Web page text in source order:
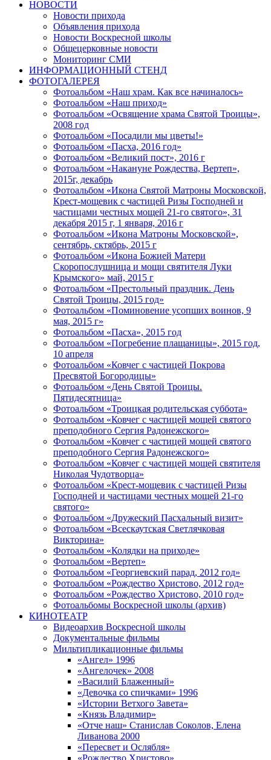
НОВОСТИ
Новости прихода
Объявления прихода
Новости Воскресной школы
Общецерковные новости
Мониторинг СМИ
ИНФОРМАЦИОННЫЙ СТЕНД
ФОТОГАЛЕРЕЯ
Фотоальбом «Наш храм. Как все начиналось»
Фотоальбом «Наш приход»
Фотоальбом «Освящение храма Святой Троицы»,
2008 год
Фотоальбом «Посадили мы цветы!»
Фотоальбом «Пасха, 2016 год»
Фотоальбом «Великий пост», 2016 г
Фотоальбом «Накануне Рождества, Вертеп»,
2015г, декабрь
Фотоальбом «Икона Святой Матроны Московской,
Крест-мощевик с частицей Ризы Господней и
частицами честных мощей 21-го святого», 31
декабря 2015 г, 1 января, 2016 г
Фотоальбом «Икона Матроны Московской»,
сентябрь, сктябрь, 2015 г
Фотоальбом «Икона Божией Матери
Скоропослушница и мощи святителя Луки
Крымского» май, 2015 г
Фотоальбом «Престольный праздник. День
Святой Троицы, 2015 год»
Фотоальбом «Поминовение усопших воинов, 9
мая, 2015 г»
Фотоальбом «Пасха», 2015 год
Фотоальбом «Погребение плащаницы», 2015 год,
10 апреля
Фотоальбом «Ковчег с частицей Покрова
Пресвятой Богородицы»
Фотоальбом «День Святой Троицы.
Пятидесятница»
Фотоальбом «Троицкая родительская суббота»
Фотоальбом «Ковчег с частицей мощей святого
преподобного Сергия Радонежского»
Фотоальбом «Ковчег с частицей мощей святого
преподобного Сергия Радонежского»
Фотоальбом «Ковчег с частицей мощей святителя
Николая Чудотворца»
Фотоальбом «Крест-мощевик с частицей Ризы
Господней и частицами честных мощей 21-го
святого»
Фотоальбом «Дружеский Пасхальный визит»
Фотоальбом «Всескаутская Светлячковая
Викторина»
Фотоальбом «Колядки на приходе»
Фотоальбом «Вертеп»
Фотоальбом «Георгиевский парад, 2012 год»
Фотоальбом «Рождество Христово, 2012 год»
Фотоальбом «Рождество Христово, 2010 год»
Фотоальбомы Воскресной школы (архив)
КИНОТЕАТР
Видеоархив Воскресной школы
Документальные фильмы
Мильтипликационные фильмы
«Ангел» 1996
«Ангелочек» 2008
«Василий Блаженный»
«Девочка со спичками» 1996
«Истории Ветхого Завета»
«Князь Владимир»
«Отче наш» Станислав Соколов, Елена
Ливанова 2000
«Пересвет и Ослябля»
«Рождество Христово»